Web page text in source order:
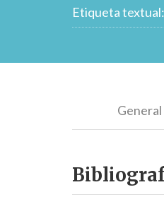
Etiqueta
General